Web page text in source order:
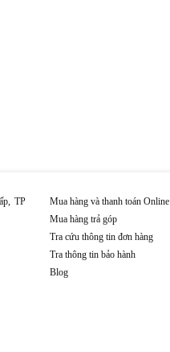
TP
Mua hàng và thanh toán Online
Mua hàng trả góp
Tra cứu thông tin đơn hàng
Tra thông tin bảo hành
Blog